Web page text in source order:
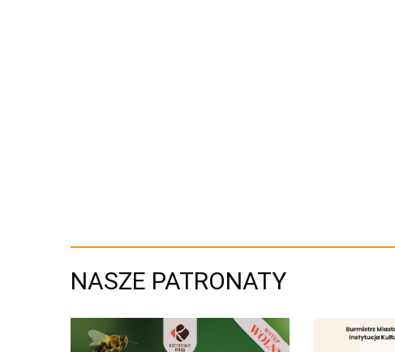
NASZE PATRONATY